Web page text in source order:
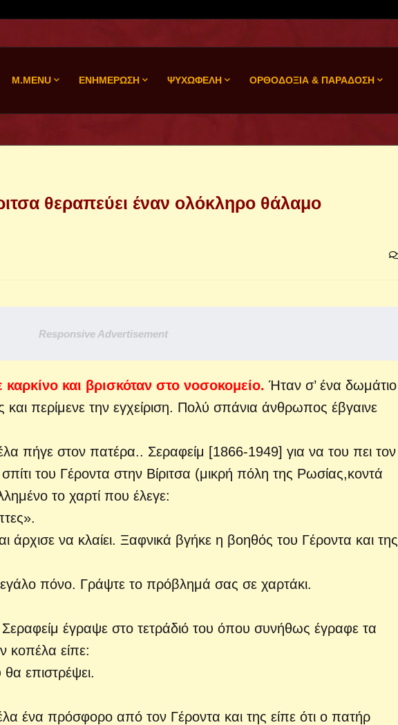
M.MENU ΕΝΗΜΕΡΩΣΗ ΨΥΧΩΦΕΛΗ ΟΡΘΟΔΟΞΙΑ & ΠΑΡΑΔΟΣΗ
θεραπεύει έναν ολόκληρο θάλαμο
Responsive Advertisement
και βρισκόταν στο νοσοκομείο. Ήταν σ’ ένα δωμάτιο
και περίμενε την εγχείριση. Πολύ σπάνια άνθρωπος έβγαινε
πήγε στον πατέρα.. Σεραφείμ [1866-1949] για να του πει τον
του Γέροντα στην Βίριτσα (μικρή πόλη της Ρωσίας,κοντά
το χαρτί που έλεγε:
άρχισε να κλαίει. Ξαφνικά βγήκε η βοηθός του Γέροντα και της
πόνο. Γράψτε το πρόβλημά σας σε χαρτάκι.
έγραψε στο τετράδιό του όπου συνήθως έγραφε τα
κοπέλα είπε:
επιστρέψει.
ένα πρόσφορο από τον Γέροντα και της είπε ότι ο πατήρ